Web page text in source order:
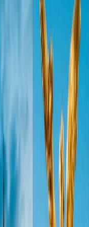
Primera clase de avión
otras clases en que los
como lujosa comodidad,
burbujeó
prioridad en check-in y
de comodidad y
un avión
la pena viajar en
los beneficios
personalizada con el
del momento cuando
los servicios como
aperitivos y bebidas,
Los asientos de primera
cama completamente